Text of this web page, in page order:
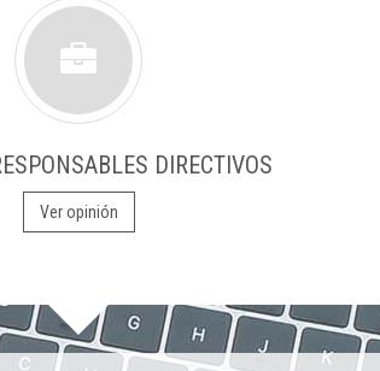
DIRECTIVOS
Ver opinión